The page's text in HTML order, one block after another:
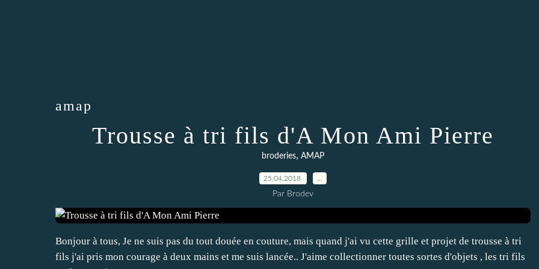
amap
Trousse à tri fils d'A Mon Ami Pierre
broderies, AMAP
25.04.2018
Par Brodev
Bonjour à tous, Je ne suis pas du tout douée en couture, mais quand j'ai vu cette grille et projet de trousse à tri
fils j'ai pris mon courage à deux mains et me suis lancée.. J'aime collectionner toutes sortes d'objets , les tri fils